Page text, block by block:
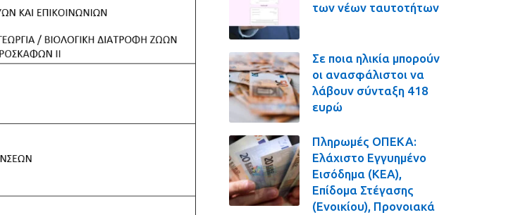
των νέων ταυτοτήτων
Σε ποια ηλικία μπορούν
οι ανασφάλιστοι να
λάβουν σύνταξη 418
ευρώ
Πληρωμές ΟΠΕΚΑ:
Ελάχιστο Εγγυημένο
Εισόδημα (ΚΕΑ),
Επίδομα Στέγασης
(Ενοικίου), Προνοιακά